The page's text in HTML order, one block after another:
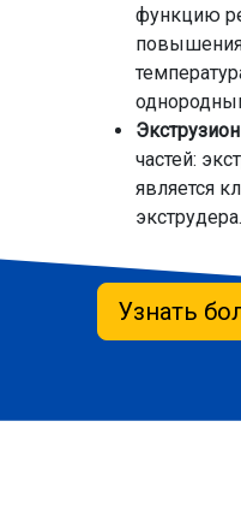
функцию
частей:
является
экструдера.
Узнать